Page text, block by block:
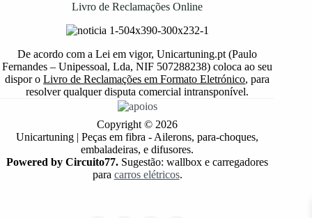
Livro de Reclamações Online
De acordo com a Lei em vigor, Unicartuning.pt (Paulo
Fernandes – Unipessoal, Lda, NIF 507288238) coloca ao seu
dispor oLivro de Reclamações em Formato Eletrónico, para
resolver qualquer disputa comercial intransponível.
Copyright © 2026
Unicartuning | Peças em fibra - Ailerons, para-choques,
embaladeiras, e difusores.
Powered by Circuito77. Sugestão: wallbox e carregadores
para carros elétricos.